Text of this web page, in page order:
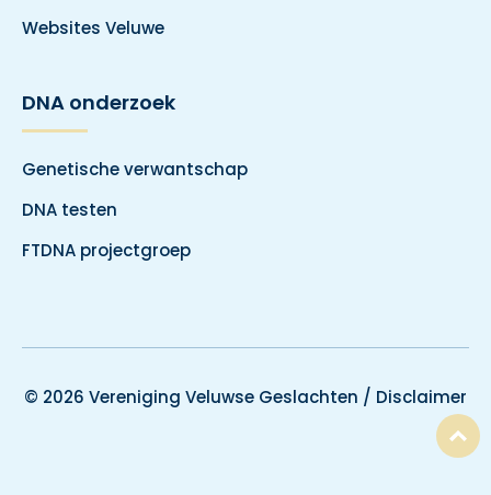
Websites Veluwe
DNA onderzoek
Genetische verwantschap
DNA testen
FTDNA projectgroep
© 2026 Vereniging Veluwse Geslachten / Disclaimer